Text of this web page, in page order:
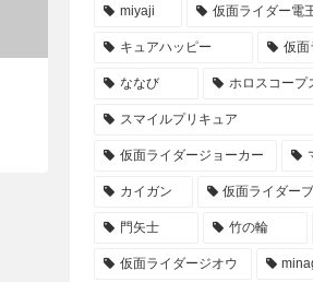
miyaji 仮面ライダー電
キュアハッピー 仮面
ななび ホロスコープ
スマイルプリキュア
仮面ライダージョーカー
カイガン 仮面ライダー
門矢士 竹の輪
仮面ライダージオウ